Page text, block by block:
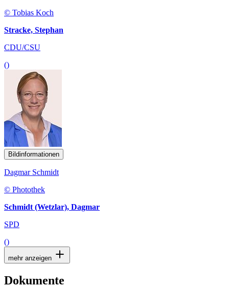
© Tobias Koch
Stracke, Stephan
CDU/CSU
()
Bildinformationen
Dagmar Schmidt
© Photothek
Schmidt (Wetzlar), Dagmar
SPD
()
mehr anzeigen
Dokumente